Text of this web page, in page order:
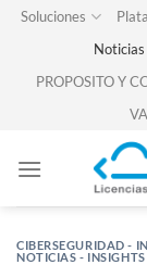
SkipSoluciones
Noticias
PROPOSITO Y
CIBERSEGURIDAD -
NOTICIAS - INSIGHTS